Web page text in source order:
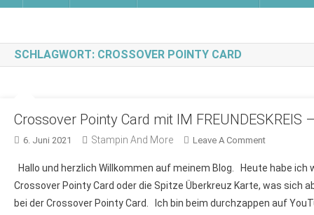
SCHLAGWORT: CROSSOVER POINTY CARD
Crossover Pointy Card mit IM FREUNDESKREIS
6. Juni 2021 Stampin And More Leave A CommentOn
Pointy
Card
Mit
Hallo und herzlich Willkommen auf meinem Blog. Heute habe
Crossover Pointy Card oder die Spitze Überkreuz Karte, was sich
bei der Crossover Pointy Card. Ich bin beim durchzappen auf